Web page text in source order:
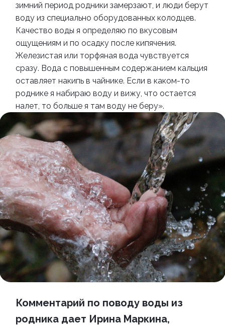
зимний период родники замерзают, и люди берут
воду из специально оборудованных колодцев.
Качество воды я определяю по вкусовым
ощущениям и по осадку после кипячения.
Железистая или торфяная вода чувствуется
сразу. Вода с повышенным содержанием кальция
оставляет накипь в чайнике. Если в каком-то
роднике я набираю воду и вижу, что остается
налет, то больше я там воду не беру».
Комментарий по поводу воды из
родника дает Ирина Маркина,